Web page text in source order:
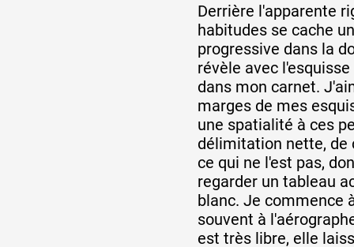
Derrière l'apparente
habitudes se cache
progressive dans la
révèle avec
dans mon carnet.
marges de mes
une spatialité à ces
délimitation nette, de
ce qui ne l'est pas,
regarder un tableau
blanc. Je commence
souvent à
est très libre, elle